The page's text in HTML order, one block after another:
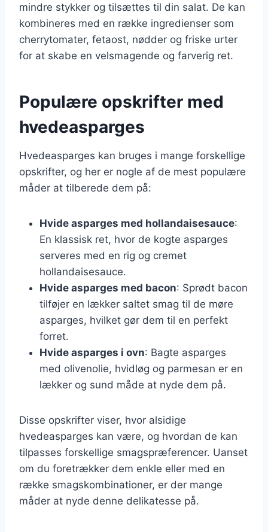
mindre stykker og tilsættes til din salat. De kan
kombineres med en række ingredienser som
cherrytomater, fetaost, nødder og friske urter
for at skabe en velsmagende og farverig ret.
Populære opskrifter med
hvedeasparges
Hvedeasparges kan bruges i mange forskellige
opskrifter, og her er nogle af de mest populære
måder at tilberede dem på:
Hvide asparges med hollandaisesauce:
En klassisk ret, hvor de kogte asparges
serveres med en rig og cremet
hollandaisesauce.
Hvide asparges med bacon: Sprødt bacon
tilføjer en lækker saltet smag til de møre
asparges, hvilket gør dem til en perfekt
forret.
Hvide asparges i ovn: Bagte asparges
med olivenolie, hvidløg og parmesan er en
lækker og sund måde at nyde dem på.
Disse opskrifter viser, hvor alsidige
hvedeasparges kan være, og hvordan de kan
tilpasses forskellige smagspræferencer. Uanset
om du foretrækker dem enkle eller med en
række smagskombinationer, er der mange
måder at nyde denne delikatesse på.